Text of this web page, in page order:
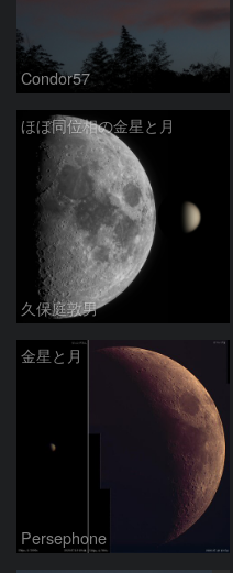
Condor57
ほぼ同位相の金星と月
久保庭敦男
金星と月
Persephone